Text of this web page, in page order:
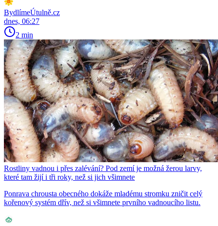
BydlímeÚtulně.cz
dnes, 06:27
2 min
Rostliny vadnou i přes zalévání? Pod zemí je možná žerou larvy,
které tam žijí i tři roky, než si jich všimnete
Ponrava chrousta obecného dokáže mladému stromku zničit celý
kořenový systém dřív, než si všimnete prvního vadnoucího listu.